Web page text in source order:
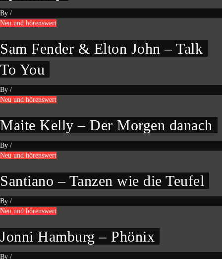
By /
Neu und hörenswert
Sam Fender & Elton John – Talk
To You
By /
Neu und hörenswert
Maite Kelly – Der Morgen danach
By /
Neu und hörenswert
Santiano – Tanzen wie die Teufel
By /
Neu und hörenswert
Jonni Hamburg – Phönix
By /